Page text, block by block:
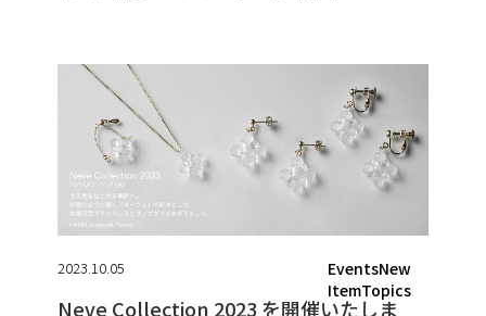
EventsNew
ItemTopics
2023.10.05
Neve Collection 2023 を開催いたしま